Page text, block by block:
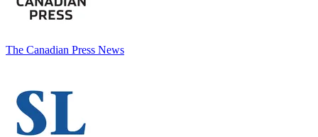
The Canadian Press News